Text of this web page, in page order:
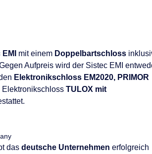
mit einem Doppelbartschloss
Aufpreis wird der Sistec EMI
Elektronikschloss EM2020, PRIMOR
TULOX mit
das deutsche Unternehmen erfolgreich